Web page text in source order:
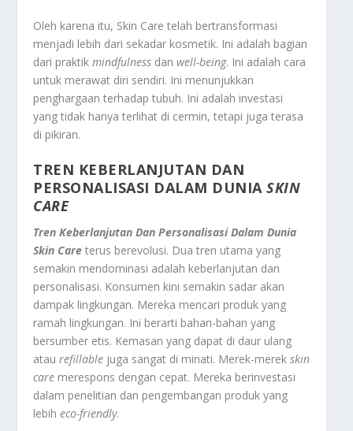
Oleh karena itu, Skin Care telah bertransformasi
menjadi lebih dari sekadar kosmetik. Ini adalah bagian
dari praktikmindfulness danwell-being. Ini adalah cara
untuk merawat diri sendiri. Ini menunjukkan
penghargaan terhadap tubuh. Ini adalah investasi
yang tidak hanya terlihat di cermin, tetapi juga terasa
di pikiran.
TREN KEBERLANJUTAN DAN
PERSONALISASI DALAM DUNIASKIN
CARE
Tren Keberlanjutan Dan Personalisasi Dalam Dunia
Skin Careterus berevolusi. Dua tren utama yang
semakin mendominasi adalah keberlanjutan dan
personalisasi. Konsumen kini semakin sadar akan
dampak lingkungan. Mereka mencari produk yang
ramah lingkungan. Ini berarti bahan-bahan yang
bersumber etis. Kemasan yang dapat di daur ulang
ataurefillable juga sangat di minati. Merek-merekskin
care merespons dengan cepat. Mereka berinvestasi
dalam penelitian dan pengembangan produk yang
lebiheco-friendly.